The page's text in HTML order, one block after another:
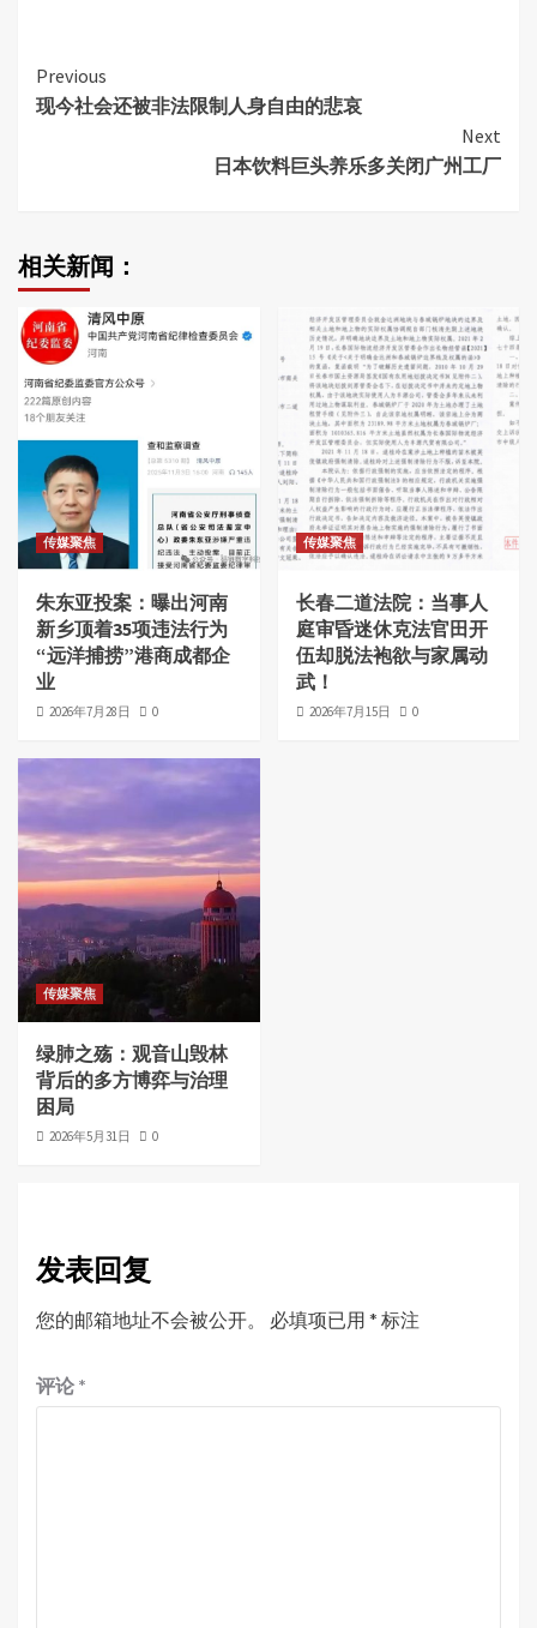
Continue
Reading
Previous
现今社会还被非法限制人身自由的悲哀
Next
日本饮料巨头养乐多关闭广州工厂
相关新闻：
传媒聚焦
朱东亚投案：曝出河南
新乡顶着35项违法行为
“远洋捕捞”港商成都企
业
2026年7月28日 0
传媒聚焦
长春二道法院：当事人
庭审昏迷休克法官田开
伍却脱法袍欲与家属动
武！
2026年7月15日 0
传媒聚焦
绿肺之殇：观音山毁林
背后的多方博弈与治理
困局
2026年5月31日 0
发表回复
您的邮箱地址不会被公开。 必填项已用 * 标注
评论 *